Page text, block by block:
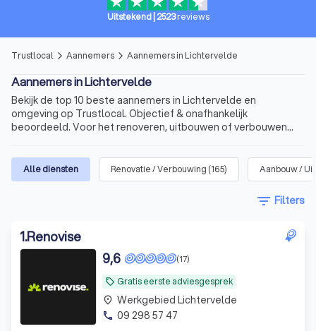
Uitstekend| 2523 reviews
Trustlocal arrow_forward_ios Aannemers arrow_forward_ios Aannemers in Lichtervelde
Aannemers in Lichtervelde
Bekijk de top 10 beste aannemers in Lichtervelde en
omgeving op Trustlocal. Objectief & onafhankelijk
beoordeeld. Voor het renoveren, uitbouwen of verbouwen
Alle diensten Renovatie / Verbouwing (165) Aanbouw /
filter_list Filters
1.Renovise
local_offer Gratis eerste adviesgesprek
(17)
9,6
place Werkgebied Lichtervelde
phone 09 298 57 47